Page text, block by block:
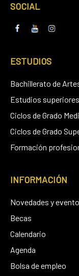
SOCIAL
ESTUDIOS
Bachillerato de
Estudios
Ciclos de Grado
Ciclos de Grado
Formación
INFORMACIÓN
Novedades y
Becas
Calendario
Agenda
Bolsa de empleo